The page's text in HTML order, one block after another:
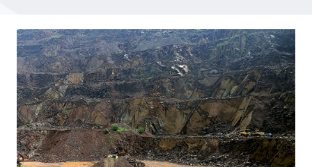
Esposizione a silice cristallina: